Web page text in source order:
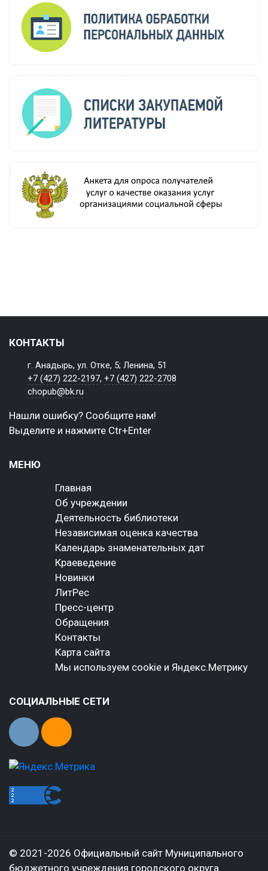
КОНТАКТЫ
г. Анадырь, ул. Отке, 5; Ленина, 51
+7 (427) 222-2197,+7 (427) 222-2708
chopub@bk.ru
Нашли ошибку? Сообщите нам!
Выделите и нажмите Ctr+Enter
МЕНЮ
Главная
Об учреждении
Деятельность библиотеки
Независимая оценка качества
Календарь знаменательных дат
Краеведение
Новинки
ЛитРес
Пресс-центр
Обращения
Контакты
Карта сайта
Мы используем cookie и Яндекс.Метрику
СОЦИАЛЬНЫЕ СЕТИ
© 2021-2026 Официальный сайт Муниципального
бюджетного учреждения городского округа